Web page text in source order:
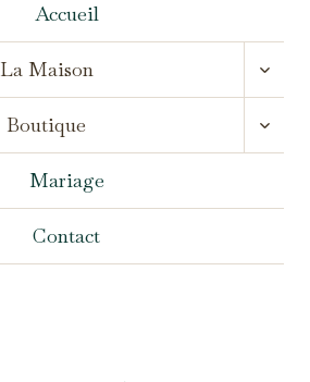
Accueil
La Maison
MENU
Boutique
MENU
Mariage
Contact